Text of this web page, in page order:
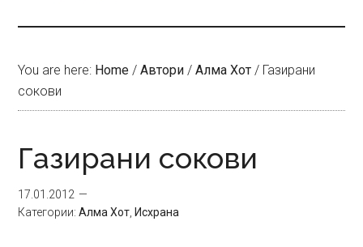
You are here: Home / Автори / Алма Хот / Газирани
сокови
Газирани сокови
17.01.2012
Категории:Алма Хот Исхрана